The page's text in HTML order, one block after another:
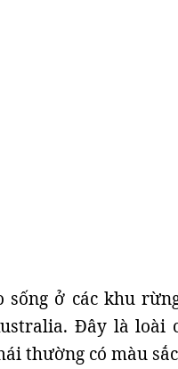
sống ở các khu
Đây là
thường có màu